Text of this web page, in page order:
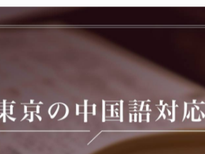
館3階）
。曾获覚醒剤取締法違反（営利目的所